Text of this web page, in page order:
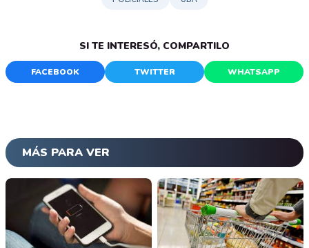
SI TE INTERESÓ, COMPARTILO
FACEBOOK TWITTER WHATSAPP
MÁS PARA VER